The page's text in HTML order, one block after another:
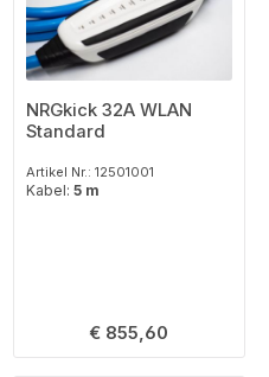
NRGkick 32A WLAN
Standard
Artikel Nr.: 12501001
Kabel: 5 m
Regulärer Preis:
€ 855,60